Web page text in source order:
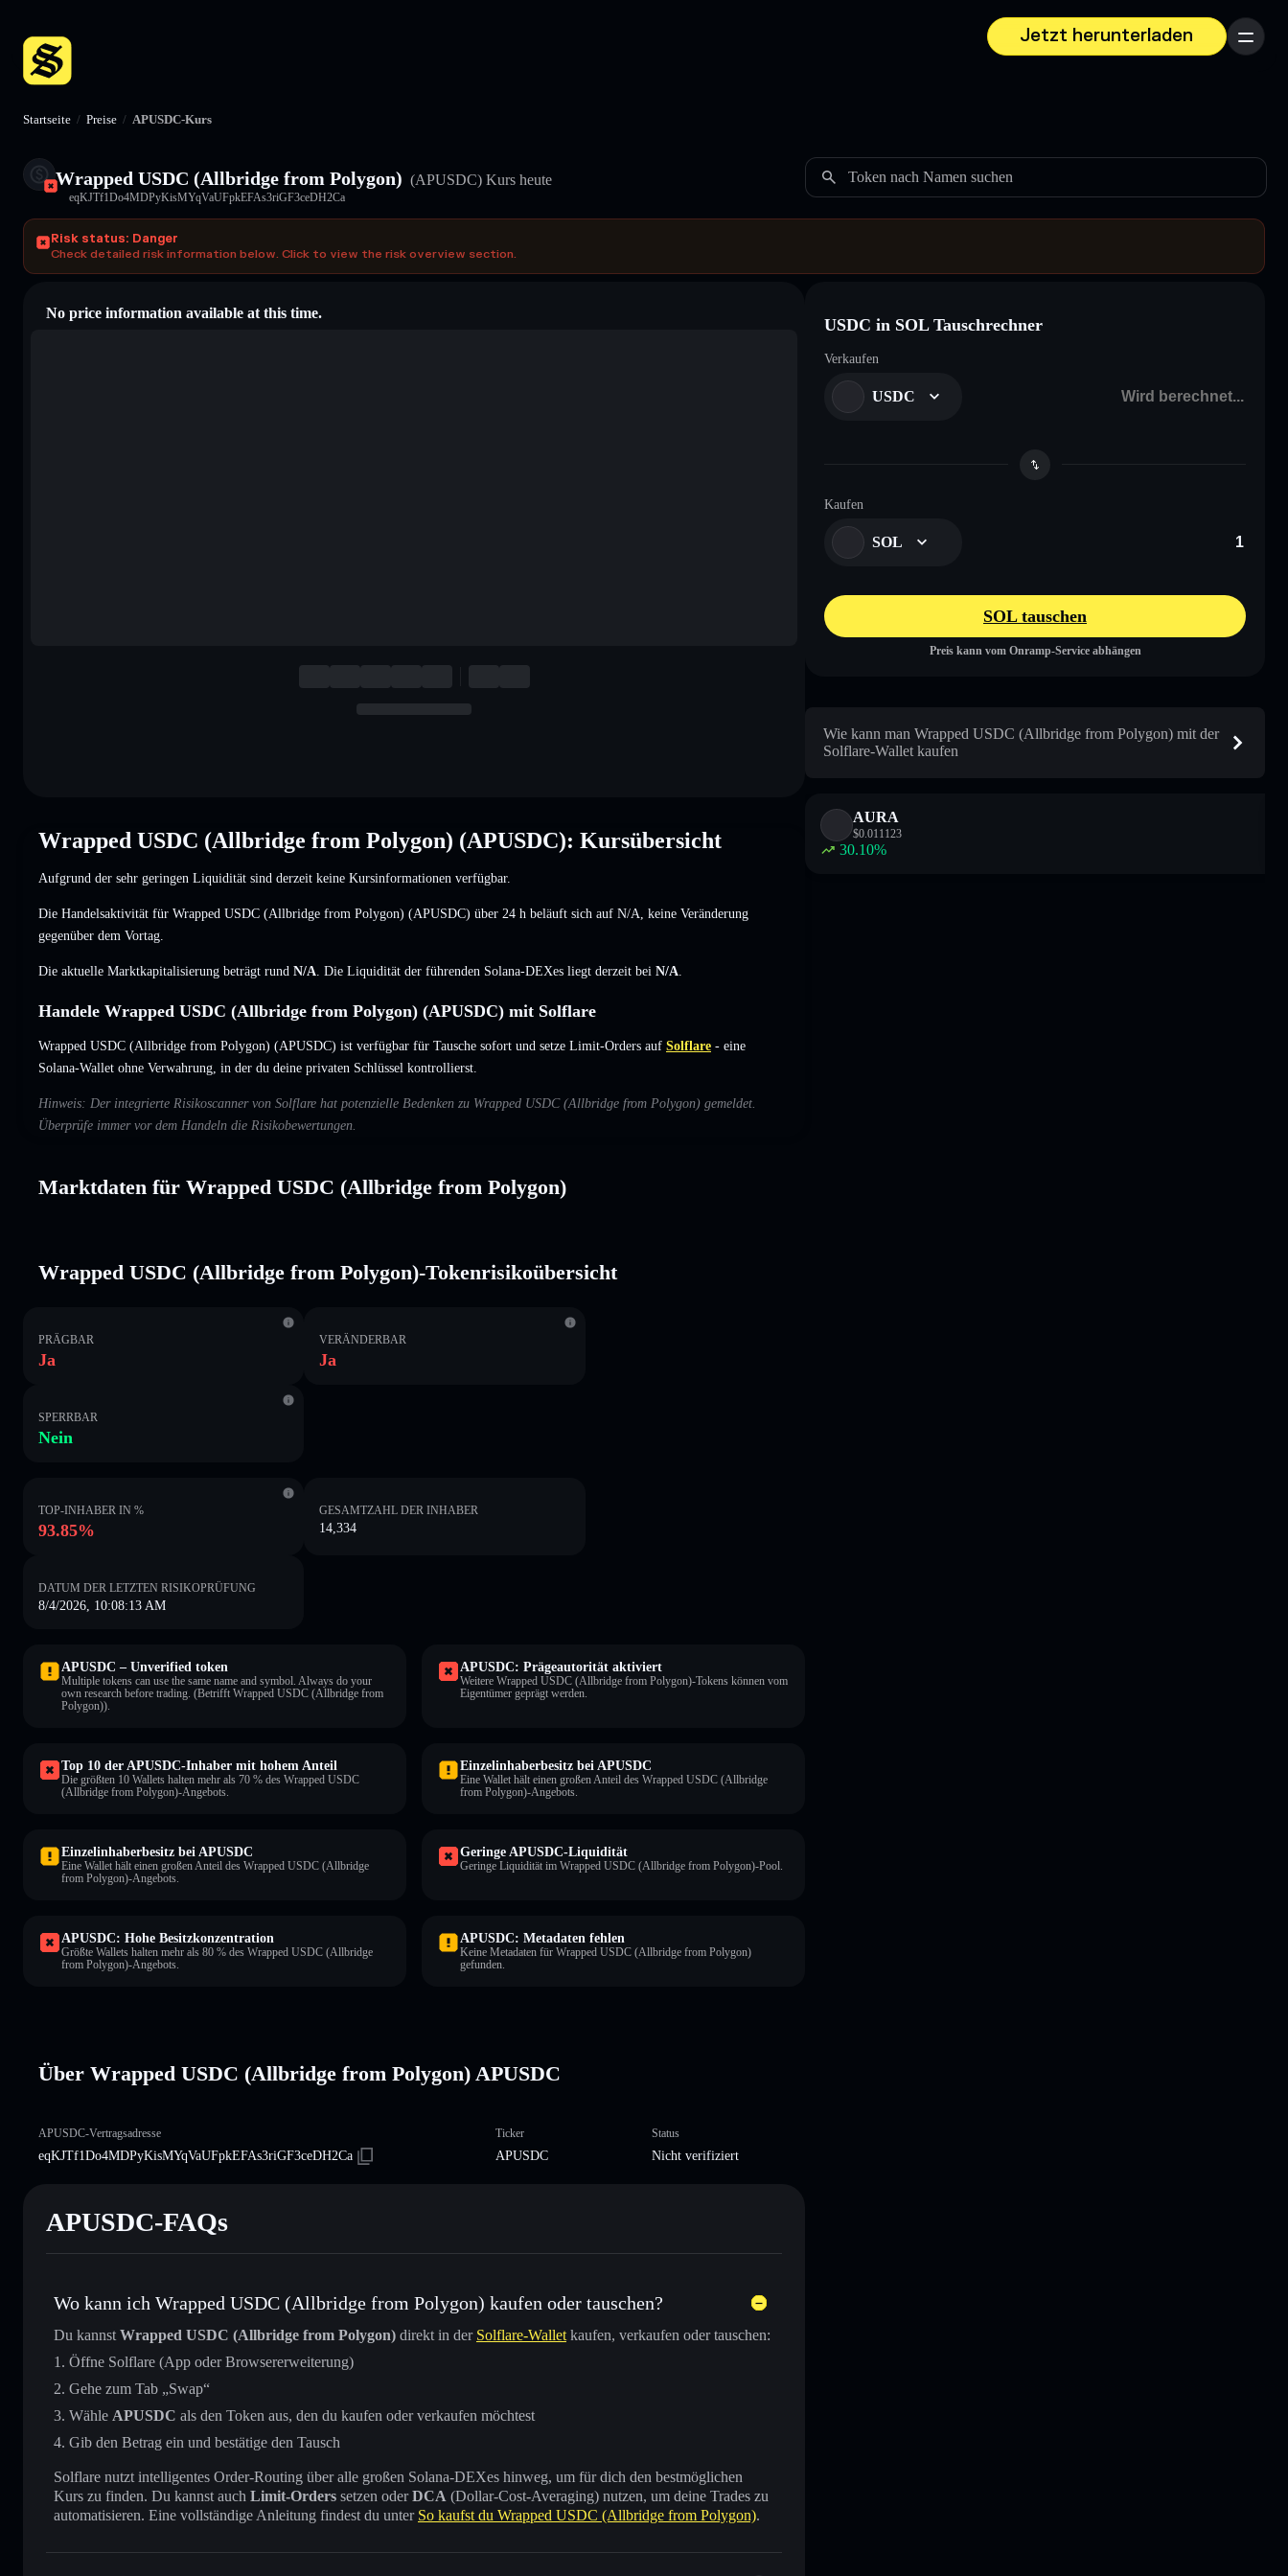
Jetzt herunterladen
Menü
Startseite / Preise / APUSDC-Kurs
Wrapped USDC (Allbridge from Polygon) (APUSDC) Kurs heute
eqKJTf1Do4MDPyKisMYqVaUFpkEFAs3riGF3ceDH2Ca
Token nach Namen suchen
Risk status: Danger
Check detailed risk information below. Click to view the risk overview section.
No price information available at this time.
Wrapped USDC (Allbridge from Polygon) (APUSDC): Kursübersicht
Aufgrund der sehr geringen Liquidität sind derzeit keine Kursinformationen verfügbar.
Die Handelsaktivität für Wrapped USDC (Allbridge from Polygon) (APUSDC) über 24 h beläuft sich auf N/A keine Veränderung
gegenüber dem Vortag.
Die aktuelle Marktkapitalisierung beträgt rund N/A . Die Liquidität der führenden Solana-DEXes liegt derzeit bei N/A
Handele Wrapped USDC (Allbridge from Polygon) (APUSDC) mit Solflare
Wrapped USDC (Allbridge from Polygon) (APUSDC) ist verfügbar für Tausche sofort und setze Limit-Orders auf Solflare - eine
Solana-Wallet ohne Verwahrung, in der du deine privaten Schlüssel kontrollierst.
Hinweis: Der integrierte Risikoscanner von Solflare hat potenzielle Bedenken zu Wrapped USDC (Allbridge from Polygon) gemeldet.
Überprüfe immer vor dem Handeln die Risikobewertungen.
Marktdaten für Wrapped USDC (Allbridge from Polygon)
Wrapped USDC (Allbridge from Polygon)-Tokenrisikoübersicht
PRÄGBAR
Ja
VERÄNDERBAR
Ja
SPERRBAR
Nein
TOP-INHABER IN %
93.85%
GESAMTZAHL DER INHABER
14,334
DATUM DER LETZTEN RISIKOPRÜFUNG
8/4/2026, 10:08:13 AM
APUSDC – Unverified token
Multiple tokens can use the same name and symbol. Always do your
own research before trading. (Betrifft Wrapped USDC (Allbridge from
Polygon)).
APUSDC: Prägeautorität aktiviert
Weitere Wrapped USDC (Allbridge from Polygon)-Tokens können vom
Eigentümer geprägt werden.
Top 10 der APUSDC-Inhaber mit hohem Anteil
Die größten 10 Wallets halten mehr als 70 % des Wrapped USDC
(Allbridge from Polygon)-Angebots.
Einzelinhaberbesitz bei APUSDC
Eine Wallet hält einen großen Anteil des Wrapped USDC (Allbridge
from Polygon)-Angebots.
Einzelinhaberbesitz bei APUSDC
Eine Wallet hält einen großen Anteil des Wrapped USDC (Allbridge
from Polygon)-Angebots.
Geringe APUSDC-Liquidität
Geringe Liquidität im Wrapped USDC (Allbridge from Polygon)-Pool.
APUSDC: Hohe Besitzkonzentration
Größte Wallets halten mehr als 80 % des Wrapped USDC (Allbridge
from Polygon)-Angebots.
APUSDC: Metadaten fehlen
Keine Metadaten für Wrapped USDC (Allbridge from Polygon)
gefunden.
Über Wrapped USDC (Allbridge from Polygon) APUSDC
APUSDC-Vertragsadresse
eqKJTf1Do4MDPyKisMYqVaUFpkEFAs3riGF3ceDH2Ca
Ticker
APUSDC
Status
Nicht verifiziert
APUSDC-FAQs
Wo kann ich Wrapped USDC (Allbridge from Polygon) kaufen oder tauschen?
Du kannst Wrapped USDC (Allbridge from Polygon) direkt in der Solflare-Wallet kaufen, verkaufen oder tauschen:
Öffne Solflare (App oder Browsererweiterung)
Gehe zum Tab „Swap“
Wähle APUSDC als den Token aus, den du kaufen oder verkaufen möchtest
Gib den Betrag ein und bestätige den Tausch
Solflare nutzt intelligentes Order-Routing über alle großen Solana-DEXes hinweg, um für dich den bestmöglichen
Kurs zu finden. Du kannst auch Limit-Orders setzen oderDCA (Dollar-Cost-Averaging) nutzen, um deine Trades zu
automatisieren. Eine vollständige Anleitung findest du unter So kaufst du Wrapped USDC (Allbridge from Polygon).
USDC in SOL Tauschrechner
Verkaufen
USDC
Kaufen
SOL
SOL tauschen
Preis kann vom Onramp-Service abhängen
Wie kann man Wrapped USDC (Allbridge from Polygon) mit der
Solflare-Wallet kaufen
AURA
$0.011123
30.10%